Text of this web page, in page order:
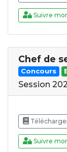
Suivre
Chef de
Concours
Session
Suivre